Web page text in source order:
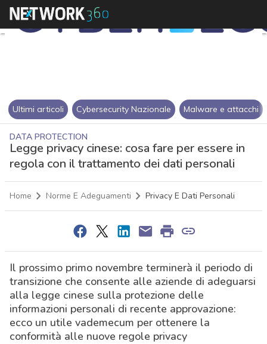
Ultimi articoli Cybersecurity Nazionale Malware e attacchi
DATA PROTECTION
Legge privacy cinese: cosa fare per essere in
regola con il trattamento dei dati personali
Home Norme E Adeguamenti Privacy E Dati Personali
Il prossimo primo novembre terminerà il periodo di
transizione che consente alle aziende di adeguarsi
alla legge cinese sulla protezione delle
informazioni personali di recente approvazione:
ecco un utile vademecum per ottenere la
conformità alle nuove regole privacy